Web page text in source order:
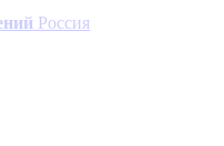
Россия